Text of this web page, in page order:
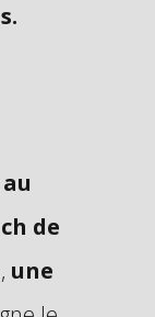
au
de
une